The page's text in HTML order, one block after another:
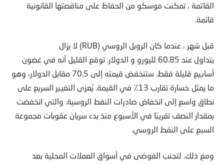
القاتمة ، تمكنت موسكو من الحفاظ على مناقصتها القانونية
قائمة.
قبل شهر ، عندما كان الروبل الروسي (RUB) لا يزال
يتداول عند 60.85 لليورو و الدولار. توقع القليل أنه في غضون
أسابيع قليلة فقط. ستنخفض قيمته إلى 70.5 مقابل الدولار، وهو
ما يمثل خسارة تقارب 13٪ في القيمة. يُعزى التغيير السريع على
نطاق واسع إلى انخفاض صادرات النفط الروسية. والتي انخفضت
بمقدار النصف تقريبًا في الأسبوع منذ بدء سريان عقوبات مجموعة
السبع على النفط الروسي.
ومع ذلك. لتجنب الفوضى في أسواق العملات المحلية بعد